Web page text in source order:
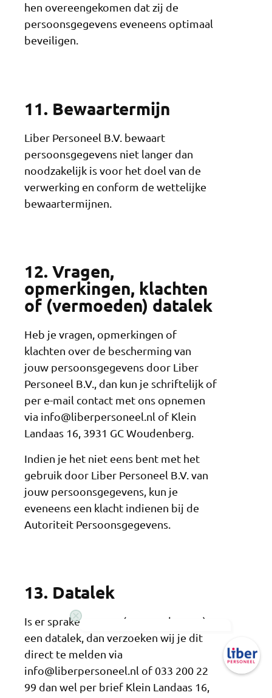
hen overeengekomen dat zij de
persoonsgegevens eveneens optimaal
beveiligen.
11. Bewaartermijn
Liber Personeel B.V. bewaart
persoonsgegevens niet langer dan
noodzakelijk is voor het doel van de
verwerking en conform de wettelijke
bewaartermijnen.
12. Vragen,
opmerkingen, klachten
of (vermoeden) datalek
Heb je vragen, opmerkingen of
klachten over de bescherming van
jouw persoonsgegevens door Liber
Personeel B.V., dan kun je schriftelijk of
per e-mail contact met ons opnemen
via info@liberpersoneel.nl of Klein
Landaas 16, 3931 GC Woudenberg.
Indien je het niet eens bent met het
gebruik door Liber Personeel B.V. van
jouw persoonsgegevens, kun je
eveneens een klacht indienen bij de
Autoriteit Persoonsgegevens.
13. Datalek
Is er sprake van een (vermoeden van)
een datalek, dan verzoeken wij je dit
direct te melden via
info@liberpersoneel.nl of 033 200 22
99 dan wel per brief Klein Landaas 16,